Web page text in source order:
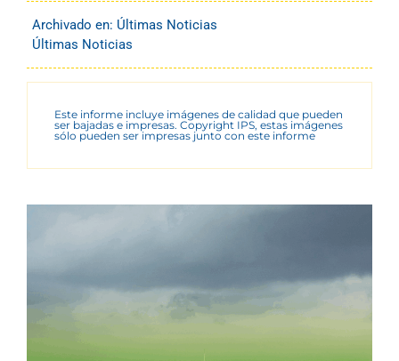
Archivado en: Últimas Noticias
Últimas Noticias
Este informe incluye imágenes de calidad que pueden
ser bajadas e impresas. Copyright IPS, estas imágenes
sólo pueden ser impresas junto con este informe